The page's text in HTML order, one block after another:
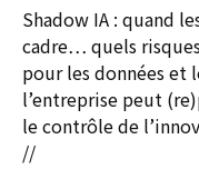
Shadow IA : quand
cadre… quels
pour les données et
l’entreprise peut
le contrôle de
//